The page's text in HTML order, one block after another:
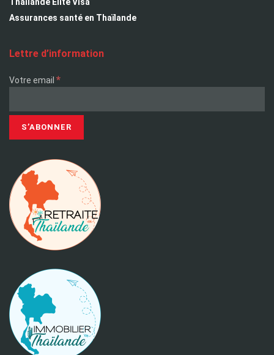
Assurances santé en Thaïlande
Lettre d’information
Votre email *